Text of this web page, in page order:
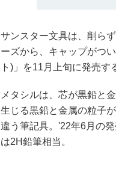
サンスター文具は、削ら
ーズから、キャップがつ
ト)」を11月上旬に発売す
メタシルは、芯が黒鉛と
生じる黒鉛と金属の粒子
違う筆記具。'22年6月の
は2H鉛筆相当。